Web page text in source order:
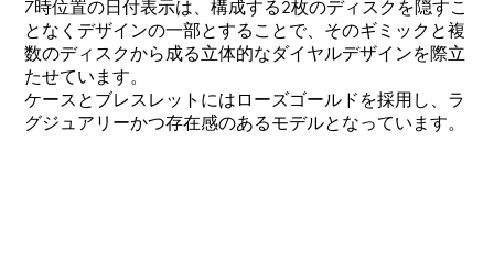
7時位置の日付表示は、構成する2枚のディスクを隠すこ
となくデザインの一部とすることで、そのギミックと複
数のディスクから成る立体的なダイヤルデザインを際立
たせています。
ケースとブレスレットにはローズゴールドを採用し、ラ
グジュアリーかつ存在感のあるモデルとなっています。